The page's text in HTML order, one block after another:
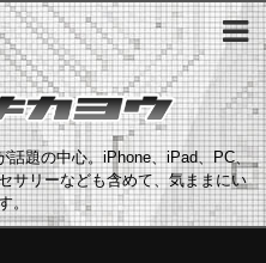
話題の中心。iPhone、iPad、PC、
サリーなども含めて、気ままにい
。